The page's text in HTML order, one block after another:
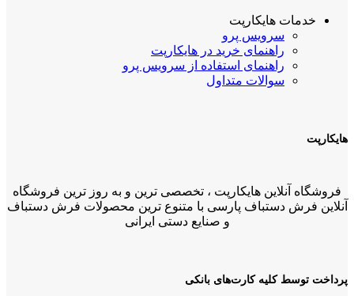
خدمات هایکارپت
سرویس پرو
راهنمای خرید در هایکارپت
راهنمای استفاده از سرویس پرو
سوالات متداول
هایکارپت
فروشگاه آنلاین هایکارپت ، تخصصی ترین و به روز ترین فروشگاه
آنلاین فرش دستباف پارسی با متنوع ترین محصولات فرش دستباف
و صنایع دستی ایرانی
پرداخت توسط کلیه کارت‌های بانکی